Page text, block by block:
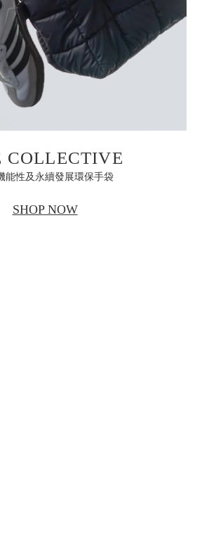
COLLECTIVE
能性及永續發展環保手袋
SHOP NOW